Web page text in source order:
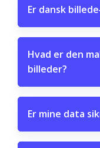
Er dansk
Hvad er den
billeder?
Er mine data